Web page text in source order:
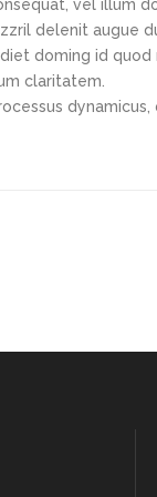
vel illum
delenit augue
doming id quod
claritatem.
dynamicus,